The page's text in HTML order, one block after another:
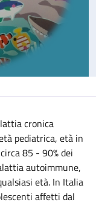
cronica
pediatrica, età in
85 - 90% dei
autoimmune,
età. In Italia
affetti dal